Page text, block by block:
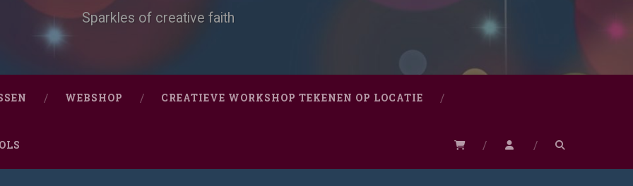
Sparkles of creative faith
WEBSHOP CREATIEVE WORKSHOP TEKENEN OP LOCATIE